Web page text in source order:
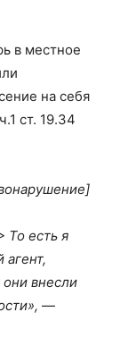
в местное
на себя
ст. 19.34
То есть я
внесли
—